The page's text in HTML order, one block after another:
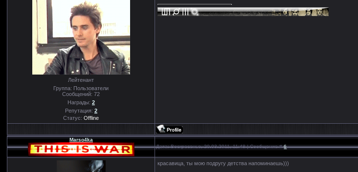
Лейтенант
Группа: Пользователи
Сообщений:72
Награды: 2
Репутация: 2
Статус:Offline
Marso4ka
Дата: Воскресенье, 20.03.2011, 11:48 | Сообщение #6
красавица, ты мою подругу детства напоминаешь)))